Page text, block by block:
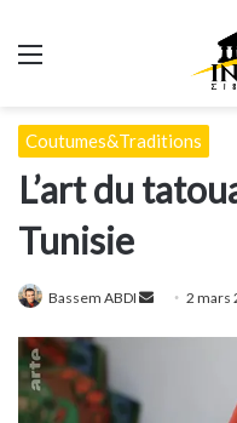
Menu
Coutumes&Traditions
L’art du
Tunisie
Bassem ABDI
Envoyer2 mars